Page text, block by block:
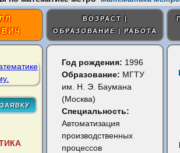
ВОЗРАСТ |
ОБРАЗОВАНИЕ | РАБОТА
Год рождения: 1996
Образование: МГТУ
им. Н. Э. Баумана
(Москва)
Специальность:
Автоматизация
производственных
процессов